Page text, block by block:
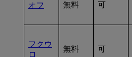
オフ
無料 可
フクウ
ロ
無料 可